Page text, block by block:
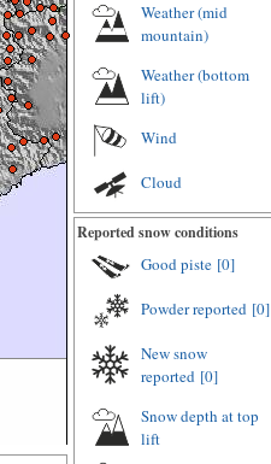
Weather (mid
mountain)
Weather (bottom
lift)
Wind
Cloud
Reported snow conditions
Good piste [0]
Powder reported [0]
New snow
reported [0]
Snow depth at top
lift